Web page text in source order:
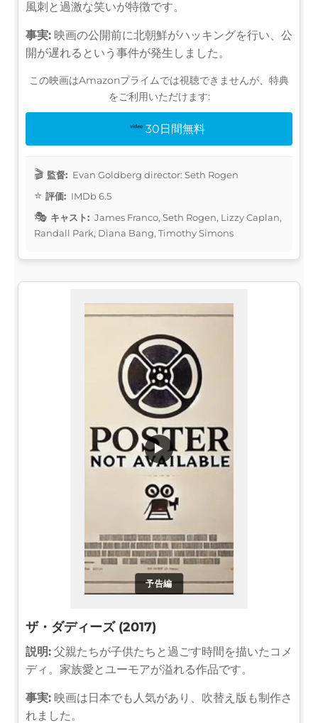
風刺と過激な笑いが特徴です。
事実: 映画の公開前に北朝鮮がハッキングを行い、公
開が遅れるという事件が発生しました。
この映画はAmazonプライムでは視聴できませんが、特典
をご利用いただけます:
30日間無料
監督: Evan Goldberg director: Seth Rogen
評価: IMDb 6.5
キャスト: James Franco, Seth Rogen, Lizzy Caplan,
Randall Park, Diana Bang, Timothy Simons
予告編
▶
ザ・ダディーズ (2017)
説明: 父親たちが子供たちと過ごす時間を描いたコメ
ディ。家族愛とユーモアが溢れる作品です。
事実: 映画は日本でも人気があり、吹替え版も制作さ
れました。